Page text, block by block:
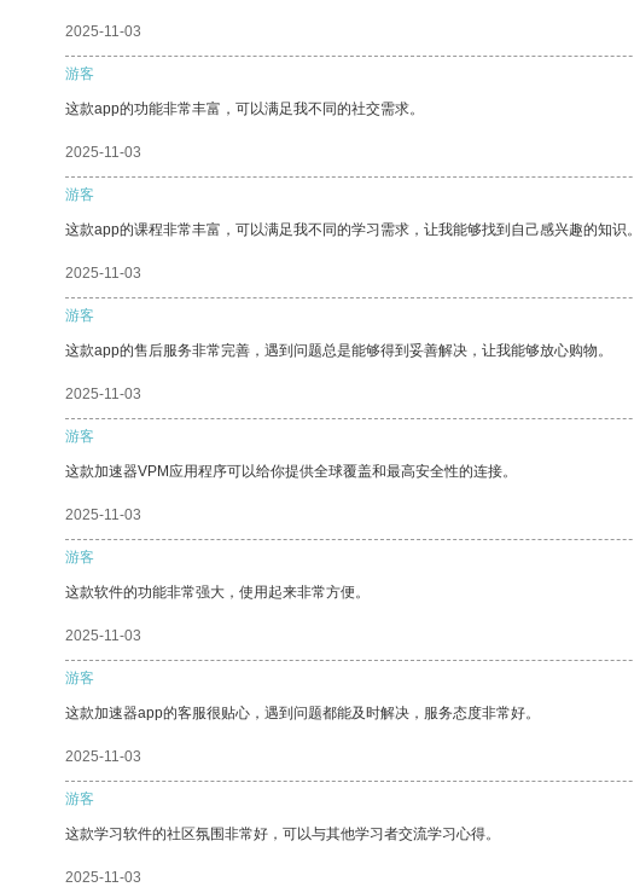
2025-11-03
游客
这款app的功能非常丰富，可以满足我不同的社交需求。
2025-11-03
游客
这款app的课程非常丰富，可以满足我不同的学习需求，让我能够找到自己感兴趣的知识。
2025-11-03
游客
这款app的售后服务非常完善，遇到问题总是能够得到妥善解决，让我能够放心购物。
2025-11-03
游客
这款加速器VPM应用程序可以给你提供全球覆盖和最高安全性的连接。
2025-11-03
游客
这款软件的功能非常强大，使用起来非常方便。
2025-11-03
游客
这款加速器app的客服很贴心，遇到问题都能及时解决，服务态度非常好。
2025-11-03
游客
这款学习软件的社区氛围非常好，可以与其他学习者交流学习心得。
2025-11-03